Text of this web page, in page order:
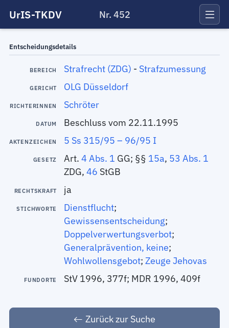
UrIS-TKDV Nr. 452
Entscheidungsdetails
BEREICH Strafrecht (ZDG) - Strafzumessung
GERICHT OLG Düsseldorf
RICHTERINNEN Schröter
DATUM Beschluss vom 22.11.1995
AKTENZEICHEN 5 Ss 315/95 – 96/95 I
GESETZ Art. 4 Abs. 1 GG; §§ 15a, 53 Abs. 1
ZDG, 46 StGB
RECHTSKRAFT ja
STICHWORTE Dienstflucht;
Gewissensentscheidung;
Doppelverwertungsverbot;
Generalprävention, keine;
Wohlwollensgebot; Zeuge Jehovas
FUNDORTE StV 1996, 377f; MDR 1996, 409f
Zurück zur Suche